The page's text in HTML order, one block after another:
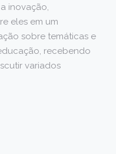
inovação,
eles em um
sobre temáticas e
recebendo
variados